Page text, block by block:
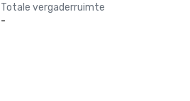
Totale vergaderruimte
-